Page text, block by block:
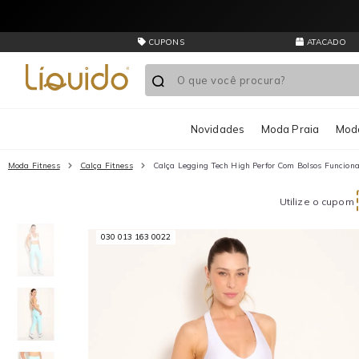
CUPONS ATACADO
Novidades Moda Praia
Moda Fitness Calça Fitness Calça Legging Tech High Perfor Com Bolsos
Utilize o cupom
030 013 163 0022